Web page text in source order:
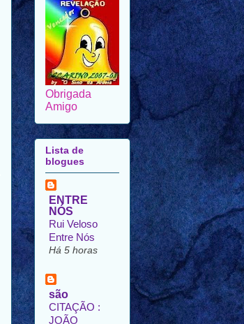
Obrigada
Amigo
Lista de
blogues
ENTRE
NÓS
Rui Veloso
Entre Nós
Há 5 horas
são
CITAÇÃO :
JOÃO